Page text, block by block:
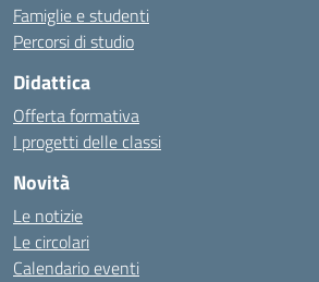
Famiglie e studenti
Percorsi di studio
Didattica
Offerta formativa
I progetti delle classi
Novità
Le notizie
Le circolari
Calendario eventi